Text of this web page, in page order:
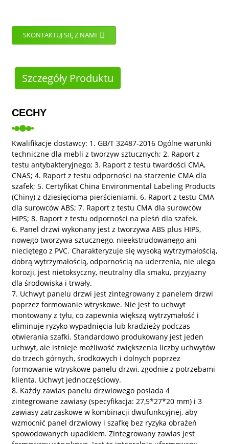
SKONTAKTUJ SIĘ Z NAMI
Szczegóły Produktu
CECHY
Kwalifikacje dostawcy: 1. GB/T 32487-2016 Ogólne warunki
techniczne dla mebli z tworzyw sztucznych; 2. Raport z
testu antybakteryjnego; 3. Raport z testu twardości CMA,
CNAS; 4. Raport z testu odporności na starzenie CMA dla
szafek; 5. Certyfikat China Environmental Labeling Products
(Chiny) z dziesięcioma pierścieniami. 6. Raport z testu CMA
dla surowców ABS; 7. Raport z testu CMA dla surowców
HIPS; 8. Raport z testu odporności na pleśń dla szafek.
6. Panel drzwi wykonany jest z tworzywa ABS plus HIPS,
nowego tworzywa sztucznego, nieekstrudowanego ani
nieciętego z PVC. Charakteryzuje się wysoką wytrzymałością,
dobrą wytrzymałością, odpornością na uderzenia, nie ulega
korozji, jest nietoksyczny, neutralny dla smaku, przyjazny
dla środowiska i trwały.
7. Uchwyt panelu drzwi jest zintegrowany z panelem drzwi
poprzez formowanie wtryskowe. Nie jest to uchwyt
montowany z tyłu, co zapewnia większą wytrzymałość i
eliminuje ryzyko wypadnięcia lub kradzieży podczas
otwierania szafki. Standardowo produkowany jest jeden
uchwyt, ale istnieje możliwość zwiększenia liczby uchwytów
do trzech górnych, środkowych i dolnych poprzez
formowanie wtryskowe panelu drzwi, zgodnie z potrzebami
klienta. Uchwyt jednoczęściowy.
8. Każdy zawias panelu drzwiowego posiada 4
zintegrowane zawiasy (specyfikacja: 27,5*27*20 mm) i 3
zawiasy zatrzaskowe w kombinacji dwufunkcyjnej, aby
wzmocnić panel drzwiowy i szafkę bez ryzyka obrażeń
spowodowanych upadkiem. Zintegrowany zawias jest